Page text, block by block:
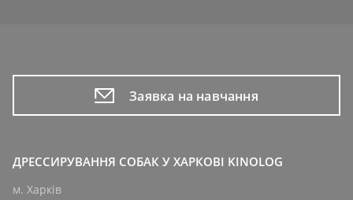
Заявка на навчання
ДРЕССИРУВАННЯ СОБАК У ХАРКОВІ KINOLOG
м. Харків